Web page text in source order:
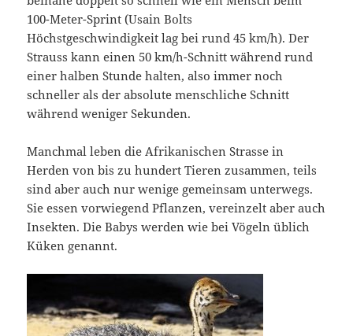
100-Meter-Sprint (Usain Bolts
Höchstgeschwindigkeit lag bei rund 45 km/h). Der
Strauss kann einen 50 km/h-Schnitt während rund
einer halben Stunde halten, also immer noch
schneller als der absolute menschliche Schnitt
während weniger Sekunden.
Manchmal leben die Afrikanischen Strasse in
Herden von bis zu hundert Tieren zusammen, teils
sind aber auch nur wenige gemeinsam unterwegs.
Sie essen vorwiegend Pflanzen, vereinzelt aber auch
Insekten. Die Babys werden wie bei Vögeln üblich
Küken genannt.